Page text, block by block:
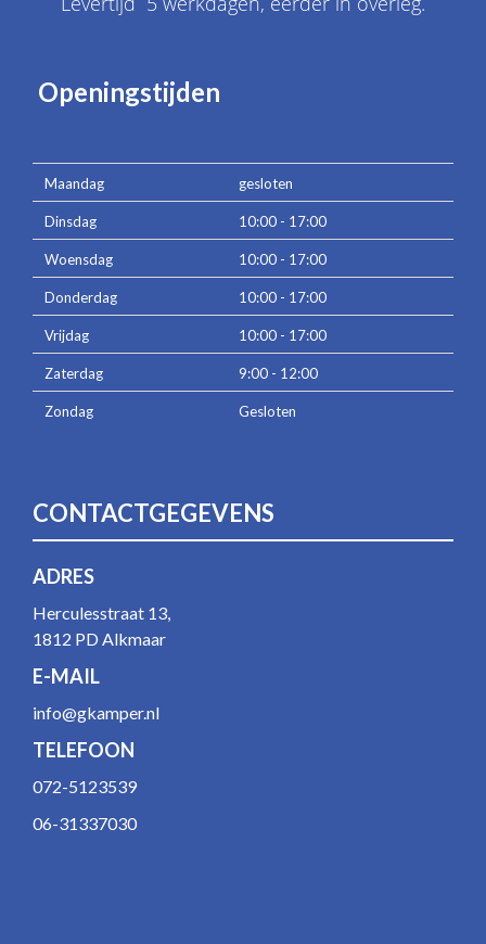
Openingstijden
Maandag gesloten
Dinsdag 10:00 - 17:00
Woensdag 10:00 - 17:00
Donderdag 10:00 - 17:00
Vrijdag 10:00 - 17:00
Zaterdag 9:00 - 12:00
Zondag Gesloten
CONTACTGEGEVENS
ADRES
Herculesstraat 13,
1812 PD Alkmaar
E-MAIL
info@gkamper.nl
TELEFOON
072-5123539
06-31337030